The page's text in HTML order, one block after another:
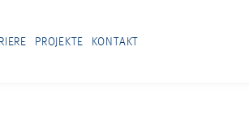
PROJEKTE KONTAKT